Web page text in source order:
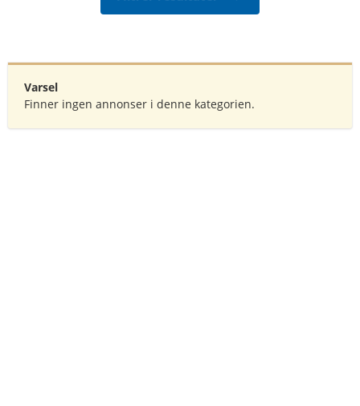
Varsel
Finner ingen annonser i denne kategorien.